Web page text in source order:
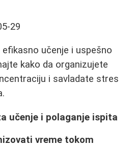
29
učenje i uspešno
kako da organizujete
i savladate stres
učenje i polaganje ispita
vreme tokom